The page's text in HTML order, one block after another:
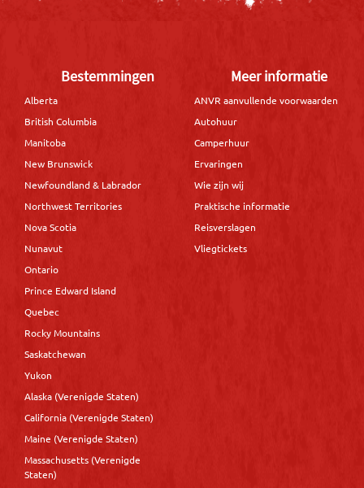
Bestemmingen
Alberta
British Columbia
Manitoba
New Brunswick
Newfoundland & Labrador
Northwest Territories
Nova Scotia
Nunavut
Ontario
Prince Edward Island
Quebec
Rocky Mountains
Saskatchewan
Yukon
Alaska (Verenigde Staten)
California (Verenigde Staten)
Maine (Verenigde Staten)
Massachusetts (Verenigde
Staten)
Meer informatie
ANVR aanvullende voorwaarden
Autohuur
Camperhuur
Ervaringen
Wie zijn wij
Praktische informatie
Reisverslagen
Vliegtickets